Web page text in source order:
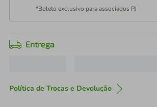
*Boleto exclusivo para associados PJ
Entrega
Política de Trocas e Devolução